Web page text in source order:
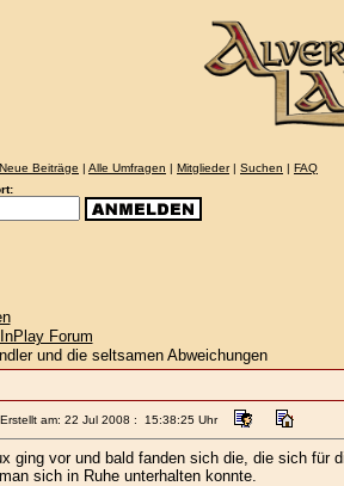
Neue Beiträge | Alle Umfragen | Mitglieder| Suchen | FAQ
Forum
und die seltsamen Abweichungen
Erstellt am: 22 Jul 2008 : 15:38:25 Uhr
ging vor und bald fanden sich die, die sich für
sich in Ruhe unterhalten konnte.